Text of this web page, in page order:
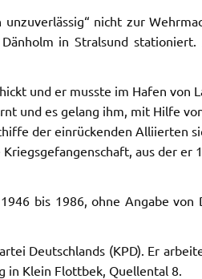
nicht zur
in Stralsund
und er musste im Hafen von
und es gelang ihm, mit Hilfe
der einrückenden Alliierten
aus der er
bis 1986, ohne Angabe
Deutschlands (KPD). Er
in Klein Flottbek, Quellental 8.